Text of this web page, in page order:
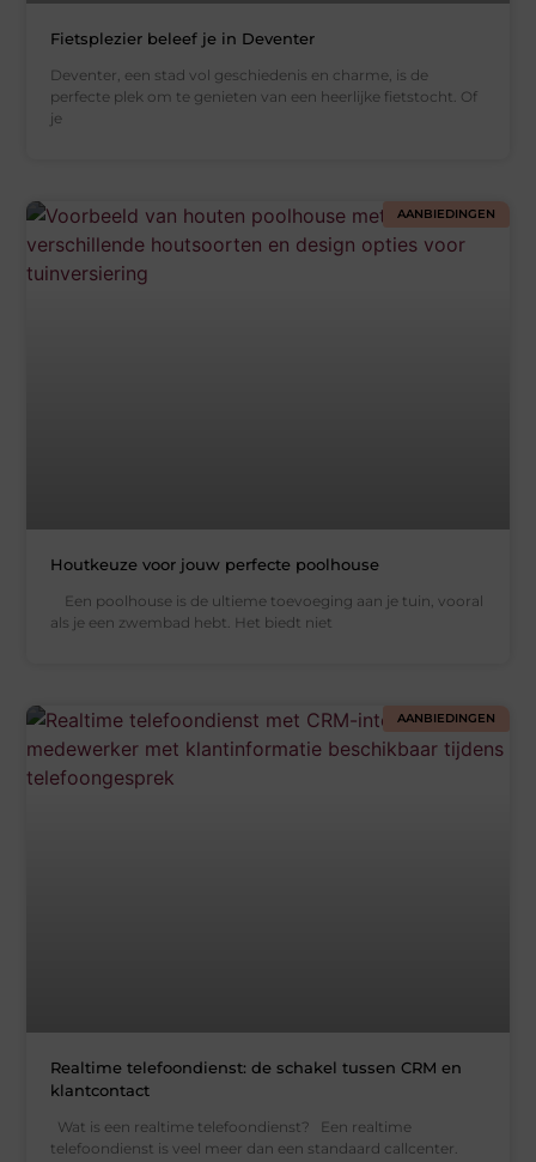
Fietsplezier beleef je in Deventer
Deventer, een stad vol geschiedenis en charme, is de
perfecte plek om te genieten van een heerlijke fietstocht. Of
je
AANBIEDINGEN
Houtkeuze voor jouw perfecte poolhouse
Een poolhouse is de ultieme toevoeging aan je tuin, vooral
als je een zwembad hebt. Het biedt niet
AANBIEDINGEN
Realtime telefoondienst: de schakel tussen CRM en
klantcontact
Wat is een realtime telefoondienst? Een realtime
telefoondienst is veel meer dan een standaard callcenter.